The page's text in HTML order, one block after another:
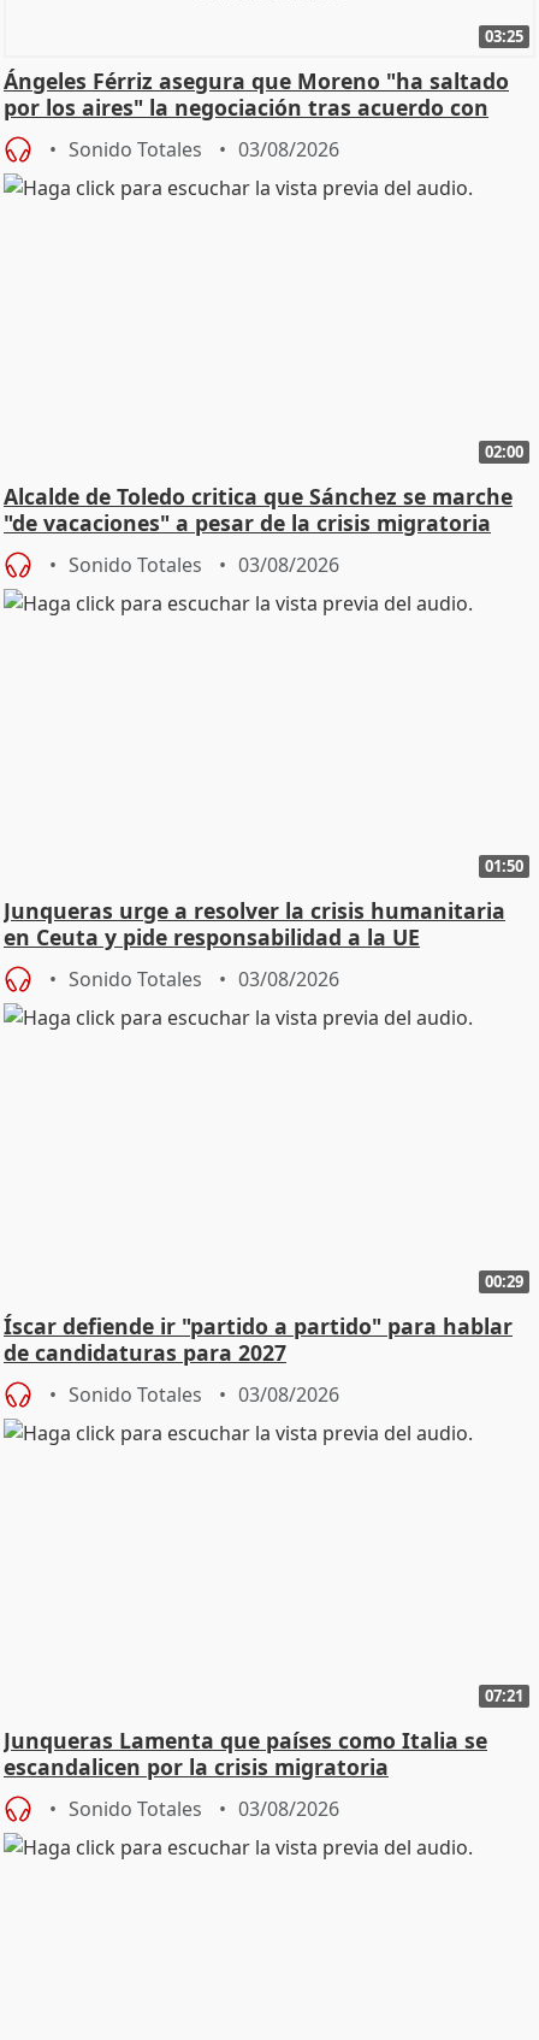
03:25
Ángeles Férriz asegura que Moreno "ha saltado
por los aires" la negociación tras acuerdo con
SMA
Sonido Totales 03/08/2026
02:00
Alcalde de Toledo critica que Sánchez se marche
"de vacaciones" a pesar de la crisis migratoria
Sonido Totales 03/08/2026
01:50
Junqueras urge a resolver la crisis humanitaria
en Ceuta y pide responsabilidad a la UE
Sonido Totales 03/08/2026
00:29
Íscar defiende ir "partido a partido" para hablar
de candidaturas para 2027
Sonido Totales 03/08/2026
07:21
Junqueras Lamenta que países como Italia se
escandalicen por la crisis migratoria
Sonido Totales 03/08/2026